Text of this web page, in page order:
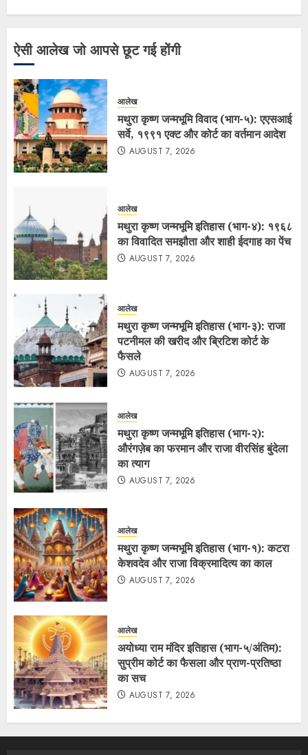
ऐसी आलेख जो आपसे छूट गई होंगी
आलेख
मथुरा कृष्ण जन्मभूमि विवाद (भाग-५): एएसआई
सर्वे, १९९१ एक्ट और कोर्ट का वर्तमान आदेश
AUGUST 7, 2026
आलेख
मथुरा कृष्ण जन्मभूमि इतिहास (भाग-४): १९६८
का विवादित समझौता और शाही ईदगाह का पेंच
AUGUST 7, 2026
आलेख
मथुरा कृष्ण जन्मभूमि इतिहास (भाग-३): राजा
पटनीमल की खरीद और ब्रिटिश कोर्ट के
फैसले
AUGUST 7, 2026
आलेख
मथुरा कृष्ण जन्मभूमि इतिहास (भाग-२):
औरंगज़ेब का फरमान और राजा वीरसिंह बुंदेला
का त्याग
AUGUST 7, 2026
आलेख
मथुरा कृष्ण जन्मभूमि इतिहास (भाग-१): कटरा
केशवदेव और राजा विक्रमादित्य का काल
AUGUST 7, 2026
आलेख
अयोध्या राम मंदिर इतिहास (भाग-५/अंतिम):
सुप्रीम कोर्ट का फैसला और प्राण-प्रतिष्ठा
का सच
AUGUST 7, 2026